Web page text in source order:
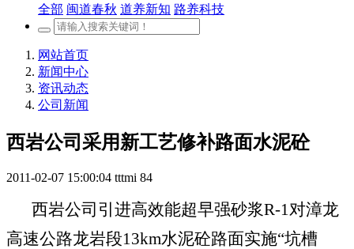
全部 闽道春秋 道养新知 路养科技
网站首页
新闻中心
资讯动态
公司新闻
西岩公司采用新工艺修补路面水泥砼
2011-02-07 15:00:04 tttmi 84
西岩公司引进高效能超早强砂浆R-1对漳龙
高速公路龙岩段13km水泥砼路面实施“坑槽